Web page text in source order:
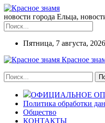
новости города Ельца,
Пятница, 7 августа, 2026
Красное
ОФИЦИАЛЬНОЕ
Политика обработки
Общество
КОНТАКТЫ